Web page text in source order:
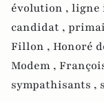
évolution , ligne
candidat ,
Fillon , Honoré
Modem ,
sympathisants ,